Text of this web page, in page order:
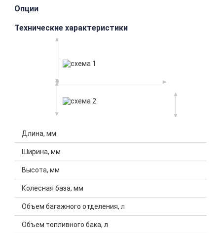
Опции
Технические характеристики
Длина, мм
Ширина, мм
Высота, мм
Колесная база, мм
Объем багажного отделения, л
Объем топливного бака, л